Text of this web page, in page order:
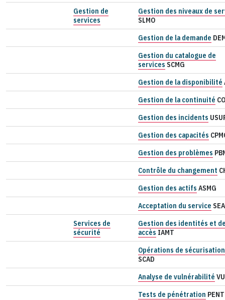
Gestion de
services
Gestion des niveaux de
SLMO
Gestion de la demande
Gestion du catalogue de
services SCMG
Gestion de la disponibilité
Gestion de la continuité
Gestion des incidents
Gestion des capacités
Gestion des problèmes
Contrôle du changement
Gestion des actifs ASMG
Acceptation du service
Services de
sécurité
Gestion des identités et
accès IAMT
Opérations de sécurisation
SCAD
Analyse de vulnérabilité
Tests de pénétration PENT